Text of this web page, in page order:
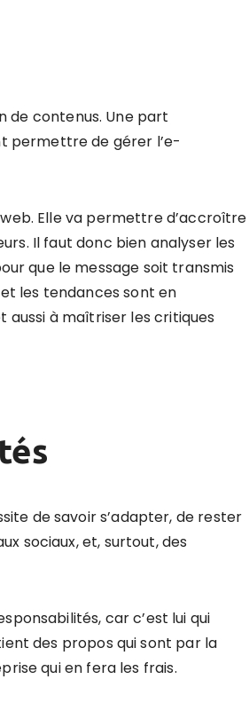
de contenus. Une part
permettre de gérer l’e-
Elle va permettre d’accroître
Il faut donc bien analyser les
que le message soit transmis
les tendances sont en
aussi à maîtriser les critiques
s
de savoir s’adapter, de rester
sociaux, et, surtout, des
car c’est lui qui
des propos qui sont par la
qui en fera les frais.